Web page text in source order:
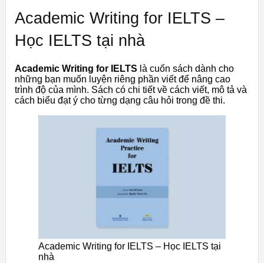
Academic Writing for IELTS –
Học IELTS tại nhà
Academic Writing for IELTS là cuốn sách dành cho
những bạn muốn luyện riêng phần viết để nâng cao
trình độ của mình. Sách có chi tiết về cách viết, mô tả và
cách biểu đạt ý cho từng dạng câu hỏi trong đề thi.
Academic Writing for IELTS – Học IELTS tại
nhà